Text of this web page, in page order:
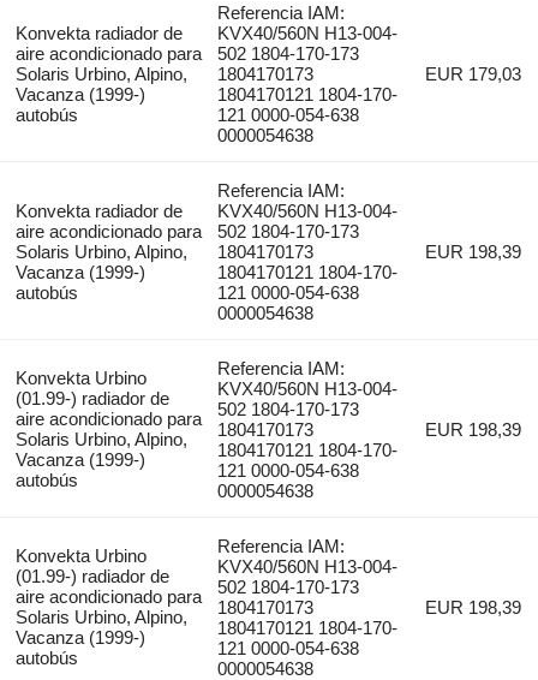
Konvekta radiador de
aire acondicionado para
Solaris Urbino, Alpino,
Vacanza (1999-)
autobús
Referencia IAM:
KVX40/560N H13-004-
502 1804-170-173
1804170173
1804170121 1804-170-
121 0000-054-638
0000054638
EUR 179,03
Konvekta radiador de
aire acondicionado para
Solaris Urbino, Alpino,
Vacanza (1999-)
autobús
Referencia IAM:
KVX40/560N H13-004-
502 1804-170-173
1804170173
1804170121 1804-170-
121 0000-054-638
0000054638
EUR 198,39
Konvekta Urbino
(01.99-) radiador de
aire acondicionado para
Solaris Urbino, Alpino,
Vacanza (1999-)
autobús
Referencia IAM:
KVX40/560N H13-004-
502 1804-170-173
1804170173
1804170121 1804-170-
121 0000-054-638
0000054638
EUR 198,39
Konvekta Urbino
(01.99-) radiador de
aire acondicionado para
Solaris Urbino, Alpino,
Vacanza (1999-)
autobús
Referencia IAM:
KVX40/560N H13-004-
502 1804-170-173
1804170173
1804170121 1804-170-
121 0000-054-638
0000054638
EUR 198,39